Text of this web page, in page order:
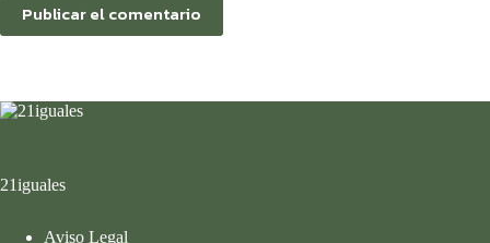
Publicar el comentario
21iguales
Aviso Legal